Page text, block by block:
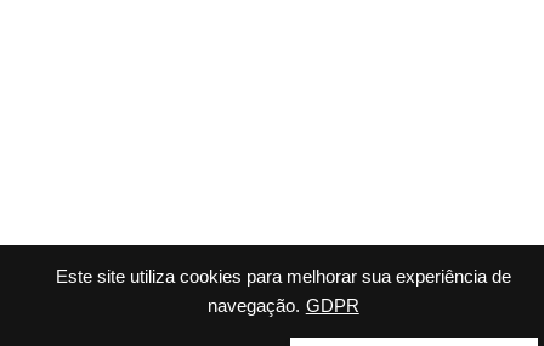
Este site utiliza cookies para melhorar sua experiência de
navegação. GDPR